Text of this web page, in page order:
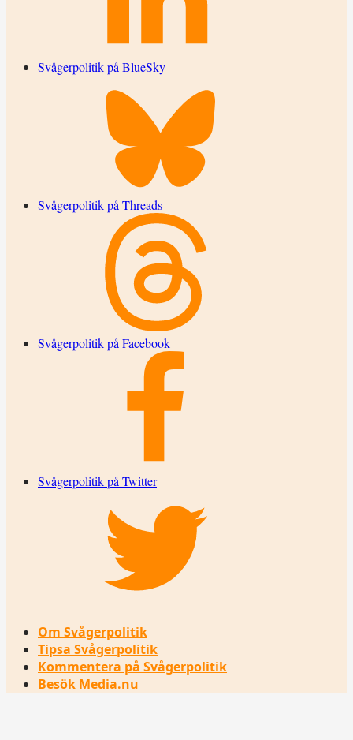
Svågerpolitik på BlueSky
Svågerpolitik på Threads
Svågerpolitik på Facebook
Svågerpolitik på Twitter
Om Svågerpolitik
Tipsa Svågerpolitik
Kommentera på Svågerpolitik
Besök Media.nu